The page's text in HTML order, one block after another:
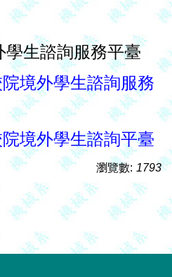
學生諮詢服務平臺
境外學生諮詢服務
境外學生諮詢平臺
瀏覽數: 1793